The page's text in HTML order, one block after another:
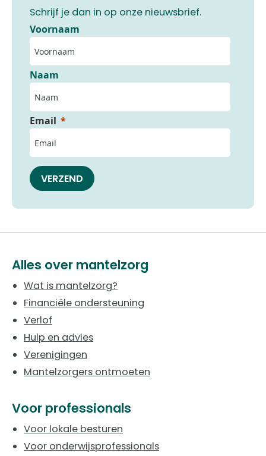
Schrijf je dan in op onze nieuwsbrief.
Voornaam
Naam
Email
VERZEND
Alles over mantelzorg
Wat is mantelzorg?
Financiële ondersteuning
Verlof
Hulp en advies
Verenigingen
Mantelzorgers ontmoeten
Voor professionals
Voor lokale besturen
Voor onderwijsprofessionals